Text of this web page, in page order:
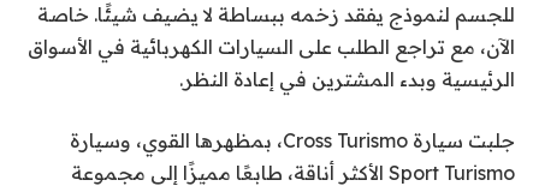
للجسم لنموذج يفقد زخمه ببساطة لا يضيف شيئًا. خاصة
الآن، مع تراجع الطلب على السيارات الكهربائية في الأسواق
الرئيسية وبدء المشترين في إعادة النظر.
جلبت سيارة Cross Turismo، بمظهرها القوي، وسيارة
Sport Turismo الأكثر أناقة، طابعًا مميزًا إلى مجموعة